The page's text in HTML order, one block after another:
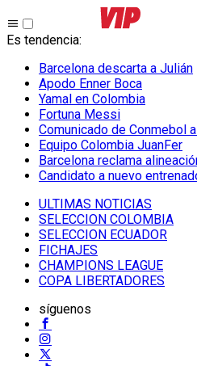
Es tendencia:
Barcelona descarta a Julián
Apodo Enner Boca
Yamal en Colombia
Fortuna Messi
Comunicado de Conmebol
Equipo Colombia JuanFer
Barcelona reclama
Candidato a nuevo
ULTIMAS NOTICIAS
SELECCION COLOMBIA
SELECCION ECUADOR
FICHAJES
CHAMPIONS LEAGUE
COPA LIBERTADORES
síguenos